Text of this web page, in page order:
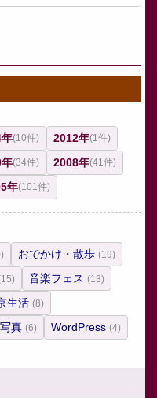
(10件) 2012年(1件)
(34件) 2008年(41件)
年(101件)
おでかけ・散歩 (19)
音楽フェス (13)
生活 (8)
真 (6) WordPress (4)